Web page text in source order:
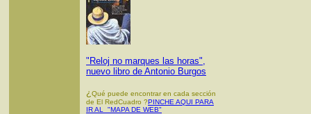
"Reloj no marques las horas",
nuevo libro de Antonio Burgos
¿ Qué puede encontrar en cada sección
de El RedCuadro ?PINCHE AQUI PARA
IR AL "MAPA DE WEB"